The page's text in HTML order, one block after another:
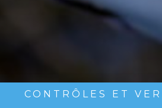
CONTRÔLES ET